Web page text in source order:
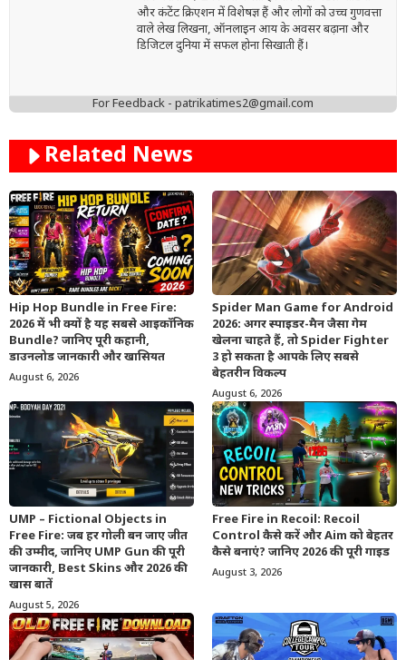
और कंटेंट क्रिएशन में विशेषज्ञ हैं और लोगों को उच्च गुणवत्ता
वाले लेख लिखना, ऑनलाइन आय के अवसर बढ़ाना और
डिजिटल दुनिया में सफल होना सिखाती हैं।
For Feedback - patrikatimes2@gmail.com
Related News
Hip Hop Bundle in Free Fire:
2026 में भी क्यों है यह सबसे आइकॉनिक
Bundle? जानिए पूरी कहानी,
डाउनलोड जानकारी और खासियत
August 6, 2026
Spider Man Game for Android
2026: अगर स्पाइडर-मैन जैसा गेम
खेलना चाहते हैं, तो Spider Fighter
3 हो सकता है आपके लिए सबसे
बेहतरीन विकल्प
August 6, 2026
UMP – Fictional Objects in
Free Fire: जब हर गोली बन जाए जीत
की उम्मीद, जानिए UMP Gun की पूरी
जानकारी, Best Skins और 2026 की
खास बातें
August 5, 2026
Free Fire in Recoil: Recoil
Control कैसे करें और Aim को बेहतर
कैसे बनाएं? जानिए 2026 की पूरी गाइड
August 3, 2026